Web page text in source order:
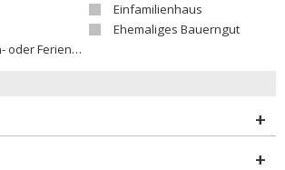
Einfamilienhaus
Ehemaliges Bauerngut
Ferienobjekt